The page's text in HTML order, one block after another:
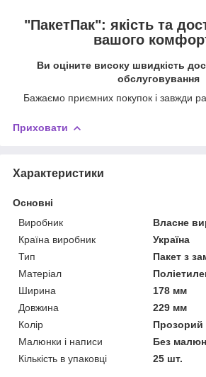
"ПакетПак": якість та
вашого
Ви оціните високу швидкість
обслуговування
Бажаємо приємних покупок і завжди
Приховати
Характеристики
Основні
Виробник
Власне
Країна виробник
Україна
Тип
Пакет з
Матеріал
Ширина
178 мм
Довжина
229 мм
Колір
Прозорий
Малюнки і написи
Без
Кількість в упаковці
25 шт.